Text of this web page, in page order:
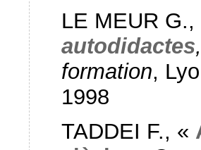
LE MEUR G.,
autodidactes
formation,
1998
TADDEI F., «